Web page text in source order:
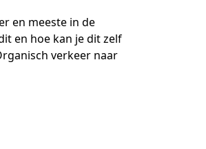
en meeste in de
en hoe kan je dit zelf
verkeer naar